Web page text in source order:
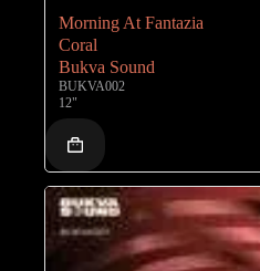
Morning At Fantazia
Coral
Bukva Sound
BUKVA002
12"